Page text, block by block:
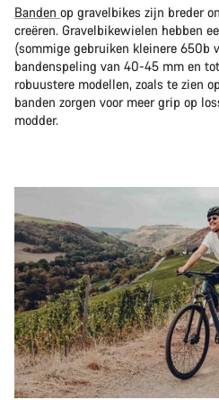
Banden op gravelbikes zijn breder
creëren. Gravelbikewielen hebben
(sommige gebruiken kleinere 650b
bandenspeling van 40-45 mm en
robuustere modellen, zoals te zien
banden zorgen voor meer grip op
modder.